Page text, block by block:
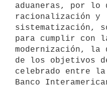
aduaneras, por lo
racionalización y
sistematización,
para cumplir con
modernización, la
de los objetivos
celebrado entre
Banco